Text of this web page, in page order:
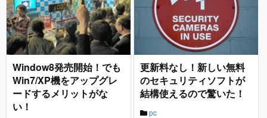
Window8発売開始！でも
Win7/XP機をアップグレ
ードするメリットがな
い！
更新料なし！新しい無料
のセキュリティソフトが
結構使えるので驚いた！
pc